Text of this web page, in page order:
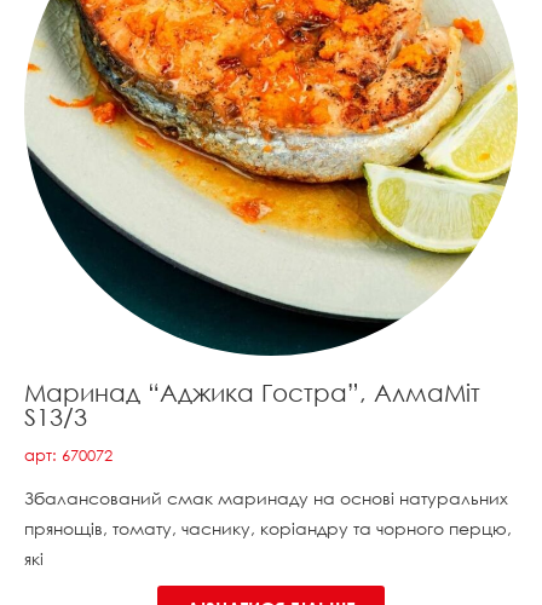
Маринад “Аджика Гостра”, АлмаМіт
S13/3
арт: 670072
Збалансований смак маринаду на основі натуральних
прянощів, томату, часнику, коріандру та чорного перцю,
які